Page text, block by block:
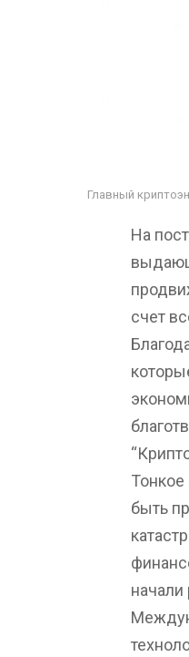
Главный
На
счет
Тонкое
быть